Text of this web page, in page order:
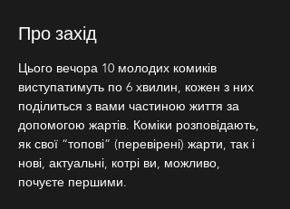
Про захід
Цього вечора 10 молодих комиків
виступатимуть по 6 хвилин, кожен з них
поділиться з вами частиною життя за
допомогою жартів. Коміки розповідають,
як свої “топові” (перевірені) жарти, так і
нові, актуальні, котрі ви, можливо,
почуєте першими.